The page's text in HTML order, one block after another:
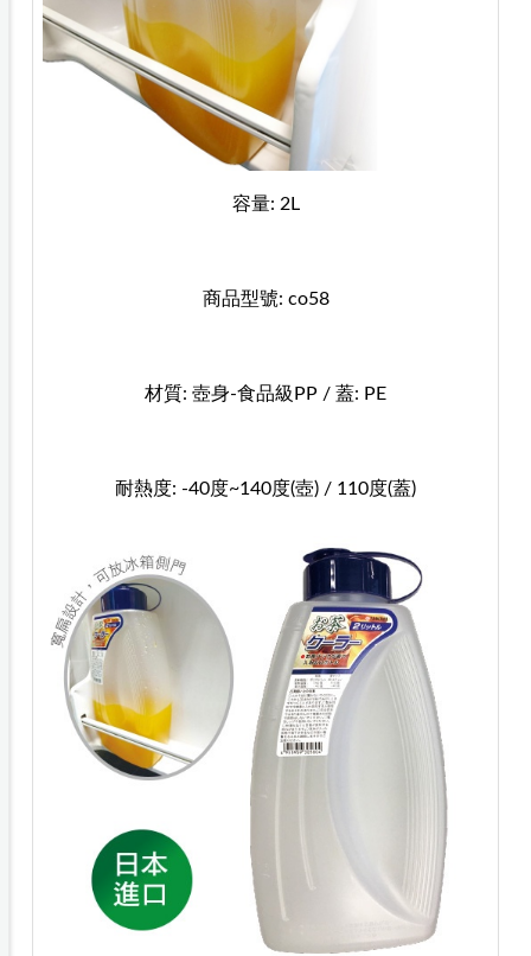
容量: 2L
商品型號: co58
材質: 壺身-食品級PP / 蓋: PE
耐熱度: -40度~140度(壺) / 110度(蓋)